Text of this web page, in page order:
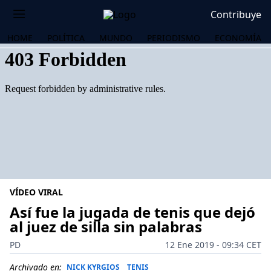
Contribuye
HOME POLÍTICA MUNDO PERIODISMO ECONOMÍA
VÍDEO VIRAL
Así fue la jugada de tenis que dejó
al juez de silla sin palabras
PD
12 Ene 2019 - 09:34 CET
Archivado en: NICK KYRGIOS TENIS